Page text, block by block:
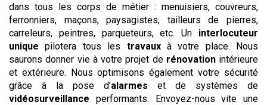
dans tous les corps de métier : menuisiers, couvreurs,
ferronniers, maçons, paysagistes, tailleurs de pierres,
carreleurs, peintres, parqueteurs, etc. Un interlocuteur
unique pilotera tous les travauxà votre place. Nous
saurons donner vie à votre projet de rénovationintérieure
et extérieure. Nous optimisons également votre sécurité
grâce à la pose d’alarmes et de systèmes de
vidéosurveillance performants. Envoyez-nous vite une